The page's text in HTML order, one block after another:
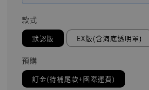
款式
默認版 EX版(含海底透明罩)
預購
訂金(待補尾款+國際運費)